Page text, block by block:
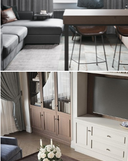
квартира, 60 м 2
Лофт, современный стиль
Дизайн двухкомнатной квартиры в
ЖК «Русский Дом» выполнен с
современном классическом ...